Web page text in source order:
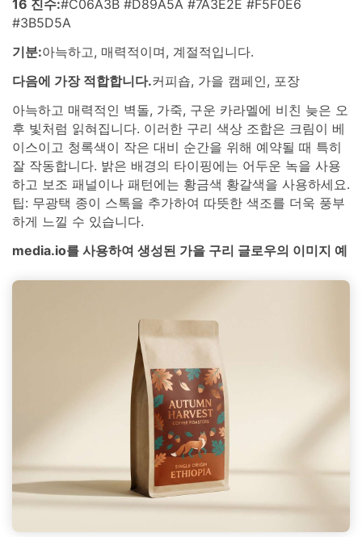
16 진수:#C06A3B #D89A5A #7A3E2E #F5F0E6
#3B5D5A
기분:아늑하고, 매력적이며, 계절적입니다.
다음에 가장 적합합니다.커피숍, 가을 캠페인, 포장
아늑하고 매력적인 벽돌, 가죽, 구운 카라멜에 비친 늦은 오
후 빛처럼 읽혀집니다. 이러한 구리 색상 조합은 크림이 베
이스이고 청록색이 작은 대비 순간을 위해 예약될 때 특히
잘 작동합니다. 밝은 배경의 타이핑에는 어두운 녹을 사용
하고 보조 패널이나 패턴에는 황금색 황갈색을 사용하세요.
팁: 무광택 종이 스톡을 추가하여 따뜻한 색조를 더욱 풍부
하게 느낄 수 있습니다.
media.io를 사용하여 생성된 가을 구리 글로우의 이미지 예